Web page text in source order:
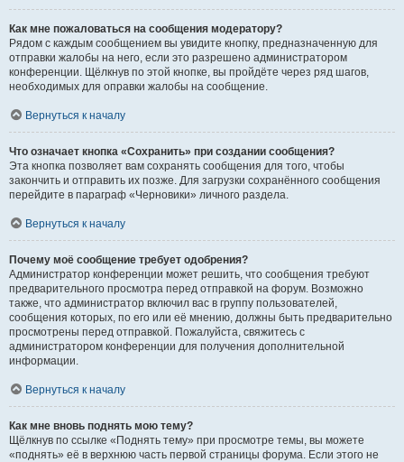
Как мне пожаловаться на сообщения модератору?
Рядом с каждым сообщением вы увидите кнопку, предназначенную для
отправки жалобы на него, если это разрешено администратором
конференции. Щёлкнув по этой кнопке, вы пройдёте через ряд шагов,
необходимых для оправки жалобы на сообщение.
Вернуться к началу
Что означает кнопка «Сохранить» при создании сообщения?
Эта кнопка позволяет вам сохранять сообщения для того, чтобы
закончить и отправить их позже. Для загрузки сохранённого сообщения
перейдите в параграф «Черновики» личного раздела.
Вернуться к началу
Почему моё сообщение требует одобрения?
Администратор конференции может решить, что сообщения требуют
предварительного просмотра перед отправкой на форум. Возможно
также, что администратор включил вас в группу пользователей,
сообщения которых, по его или её мнению, должны быть предварительно
просмотрены перед отправкой. Пожалуйста, свяжитесь с
администратором конференции для получения дополнительной
информации.
Вернуться к началу
Как мне вновь поднять мою тему?
Щёлкнув по ссылке «Поднять тему» при просмотре темы, вы можете
«поднять» её в верхнюю часть первой страницы форума. Если этого не